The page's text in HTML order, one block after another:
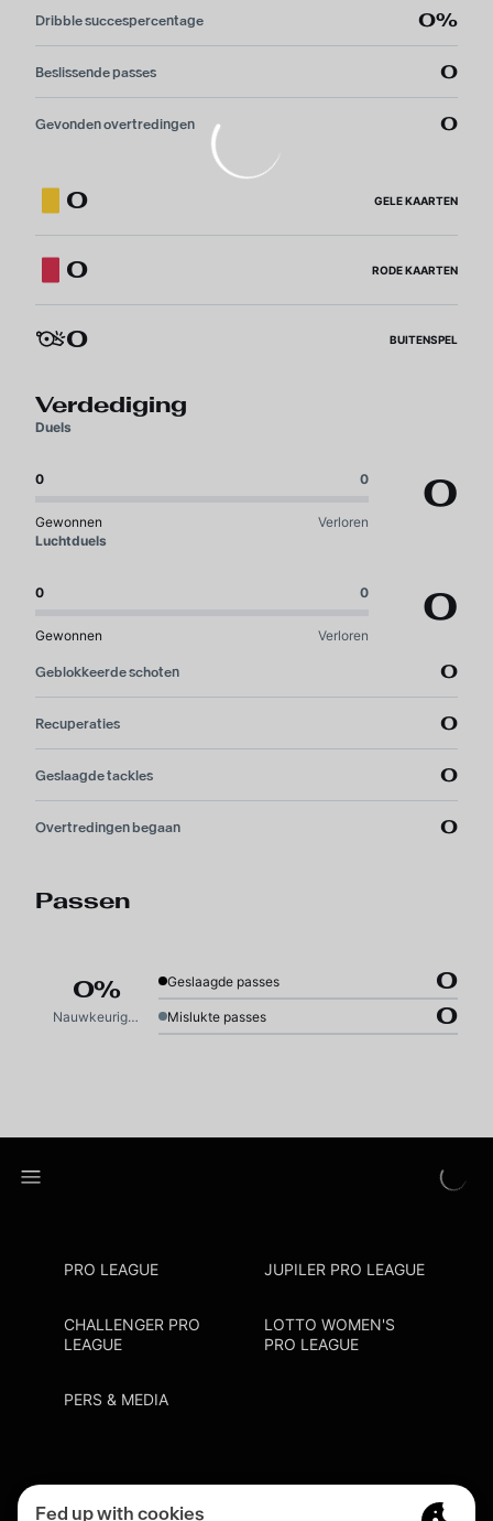
Dribble succespercentage 0%
Beslissende passes 0
Gevonden overtredingen 0
0 GELE KAARTEN
0 RODE KAARTEN
0 BUITENSPEL
Verdediging
Duels
0 0
Gewonnen Verloren
0
Luchtduels
0 0
Gewonnen Verloren
0
Geblokkeerde schoten 0
Recuperaties 0
Geslaagde tackles 0
Overtredingen begaan 0
Passen
0%
Nauwkeurigheid
Geslaagde passes 0
Mislukte passes 0
PRO LEAGUE JUPILER PRO LEAGUE
CHALLENGER PRO
LEAGUE
LOTTO WOMEN'S
PRO LEAGUE
PERS & MEDIA